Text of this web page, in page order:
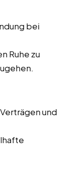
bei
Ruhe zu
und